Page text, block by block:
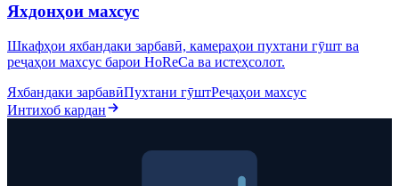
Яхдонҳои махсус
Шкафҳои яхбандаки зарбавӣ, камераҳои пухтани гӯшт ва
реҷаҳои махсус барои HoReCa ва истеҳсолот.
Яхбандаки зарбавӣПухтани гӯштРеҷаҳои махсус
Интихоб кардан